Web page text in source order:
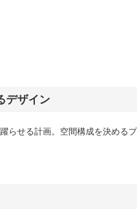
デザイン
らせる計画。空間構成を決める